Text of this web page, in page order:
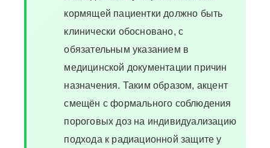
кормящей пациентки должно быть
клинически обосновано, с
обязательным указанием в
медицинской документации причин
назначения. Таким образом, акцент
смещён с формального соблюдения
пороговых доз на индивидуализацию
подхода к радиационной защите у